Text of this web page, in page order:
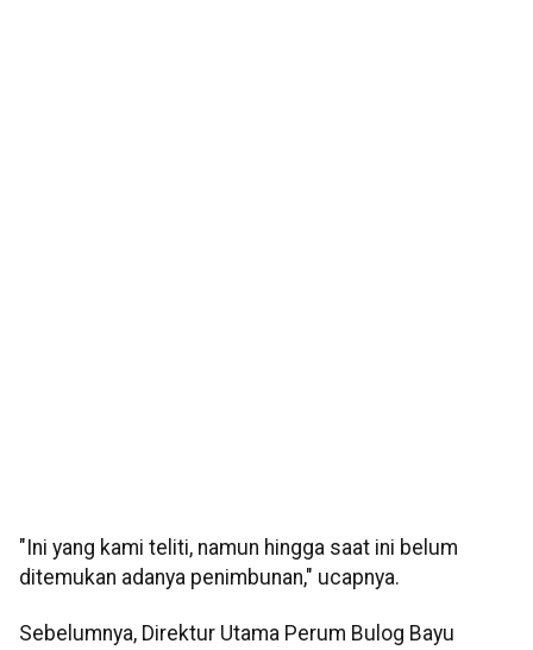
"Ini yang kami teliti, namun hingga saat ini belum
ditemukan adanya penimbunan," ucapnya.
Sebelumnya, Direktur Utama Perum Bulog Bayu